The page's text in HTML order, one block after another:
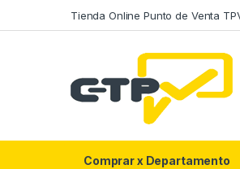
Tienda Online Punto de Venta
Comprar x Departamento